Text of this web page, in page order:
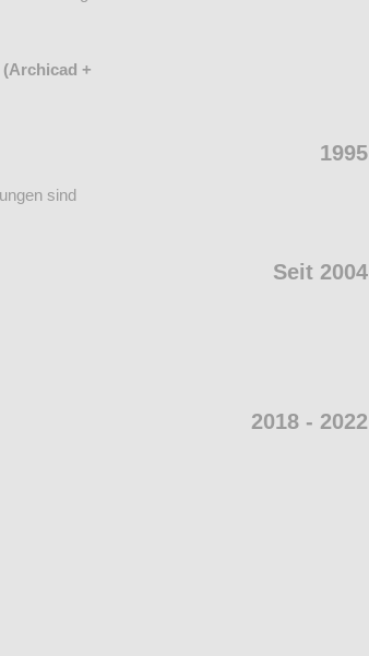
+
sind
1995
Seit 2004
2018 - 2022